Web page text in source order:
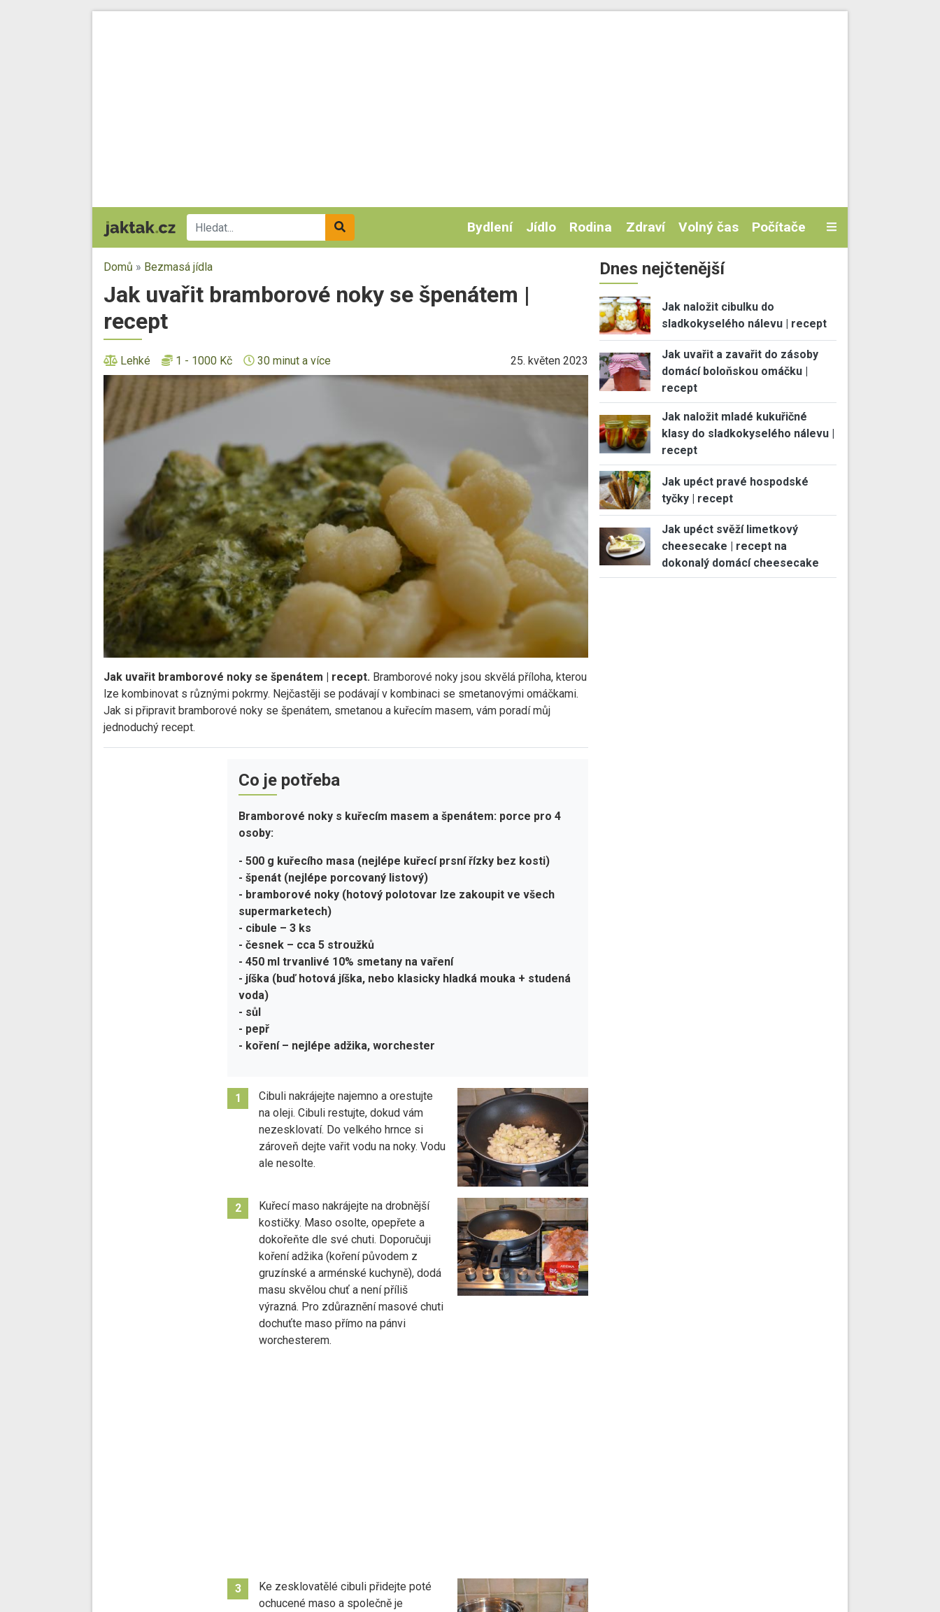
Bydlení Jídlo Rodina Zdraví Volný čas Počítače
Domů » Bezmasá jídla
Jak uvařit bramborové noky se špenátem |
recept
Lehké 1 - 1000 Kč 30 minut a více 25. květen 2023
Jak uvařit bramborové noky se špenátem | recept. Bramborové noky jsou skvělá příloha, kterou
lze kombinovat s různými pokrmy. Nejčastěji se podávají v kombinaci se smetanovými omáčkami.
Jak si připravit bramborové noky se špenátem, smetanou a kuřecím masem, vám poradí můj
jednoduchý recept.
Co je potřeba
Bramborové noky s kuřecím masem a špenátem: porce pro 4
osoby:
- 500 g kuřecího masa (nejlépe kuřecí prsní řízky bez kosti)
- špenát (nejlépe porcovaný listový)
- bramborové noky (hotový polotovar lze zakoupit ve všech
supermarketech)
- cibule – 3 ks
- česnek – cca 5 stroužků
- 450 ml trvanlivé 10% smetany na vaření
- jíška (buď hotová jíška, nebo klasicky hladká mouka + studená
voda)
- sůl
- pepř
- koření – nejlépe adžika, worchester
1
Cibuli nakrájejte najemno a orestujte
na oleji. Cibuli restujte, dokud vám
nezesklovatí. Do velkého hrnce si
zároveň dejte vařit vodu na noky. Vodu
ale nesolte.
2
Kuřecí maso nakrájejte na drobnější
kostičky. Maso osolte, opepřete a
dokořeňte dle své chuti. Doporučuji
koření adžika (koření původem z
gruzínské a arménské kuchyně), dodá
masu skvělou chuť a není příliš
výrazná. Pro zdůraznění masové chuti
dochuťte maso přímo na pánvi
worchesterem.
3
Ke zesklovatělé cibuli přidejte poté
ochucené maso a společně je
Dnes nejčtenější
Jak naložit cibulku do
sladkokyselého nálevu | recept
Jak uvařit a zavařit do zásoby
domácí boloňskou omáčku |
recept
Jak naložit mladé kukuřičné
klasy do sladkokyselého nálevu |
recept
Jak upéct pravé hospodské
tyčky | recept
Jak upéct svěží limetkový
cheesecake | recept na
dokonalý domácí cheesecake